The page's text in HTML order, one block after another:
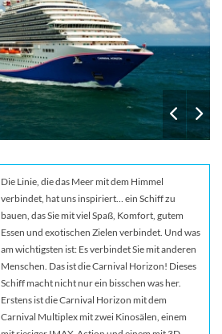
Die Linie, die das Meer mit dem Himmel
verbindet, hat uns inspiriert… ein Schiff zu
bauen, das Sie mit viel Spaß, Komfort, gutem
Essen und exotischen Zielen verbindet. Und was
am wichtigsten ist: Es verbindet Sie mit anderen
Menschen. Das ist die Carnival Horizon! Dieses
Schiff macht nicht nur ein bisschen was her.
Erstens ist die Carnival Horizon mit dem
Carnival Multiplex mit zwei Kinosälen, einem